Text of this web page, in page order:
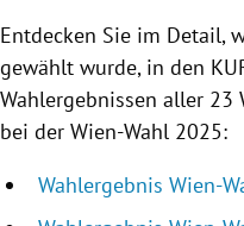
Entdecken Sie im Detail,
gewählt wurde, in den
Wahlergebnissen aller 23
bei der Wien-Wahl 2025:
Wahlergebnis Wien-